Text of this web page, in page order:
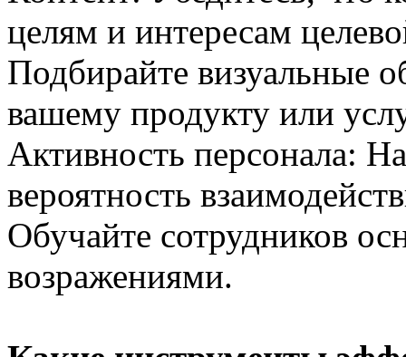
целям и интересам
Подбирайте визуальные
вашему продукту или
Активность персонала:
вероятность
Обучайте сотрудников
возражениями.